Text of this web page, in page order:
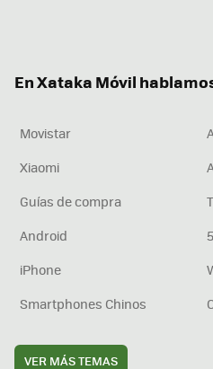
En Xataka Móvil
Movistar
Xiaomi
Guías de compra
Android
iPhone
Smartphones Chinos
VER MÁS TEMAS